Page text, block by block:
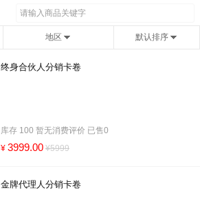
地区 默认排序
终身合伙人分销卡卷
库存 100 暂无消费评价 已售0
¥ 3999.00 ¥5999
金牌代理人分销卡卷